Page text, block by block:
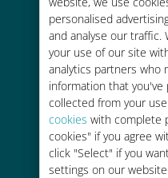
personalised
and analyse our traffic.
your use of our site
analytics partners who
information that
collected from your
cookies with complete
cookies" if you agree
click "Select" if you
settings on our website.
Hasta un 90%
costes de